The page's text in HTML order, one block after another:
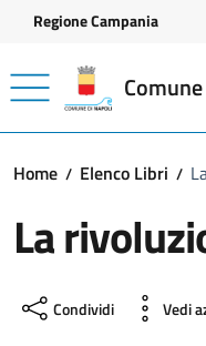
Vai ai contenuti
Vai al footer
Regione Campania
Home Elenco Libri
La
Condividi Vedi